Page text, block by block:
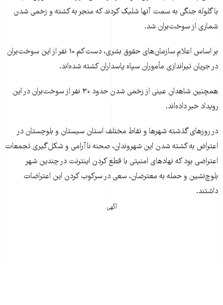
با گلوله جنگی به سمت آنها شلیک کردند که منجر به کشته و زخمی شدن
شماری از سوخت‌بران شد.
بر اساس اعلام سازمان‌های حقوق بشری، دست‌کم ۱۰ نفر از این سوخت‌بران
در جریان تیراندازی مأموران سپاه پاسداران کشته شده‌اند.
همچنین شاهدان عینی از زخمی شدن حدود ۳۰ نفر از سوخت‌بران در این
رویداد خبر داده‌اند.
در روزهای گذشته شهرها و نقاط مختلف استان سیستان و بلوچستان در
اعتراض به کشته شدن این شهروندان، صحنه نا‌آرامی‌ و شکل‌گیری تجمعات
اعتراضی بود که نهادهای امنیتی با قطع کردن اینترنت در چندین شهر
بلوچ‌نشین و حمله به معترضان، سعی در سرکوب کردن این اعتراضات
داشتند.
آگهی